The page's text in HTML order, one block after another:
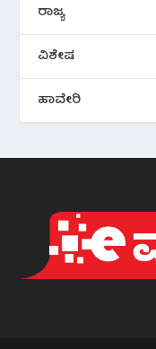
ರಾಜ್ಯ
ವಿಶೇಷ
ಹಾವೇರಿ